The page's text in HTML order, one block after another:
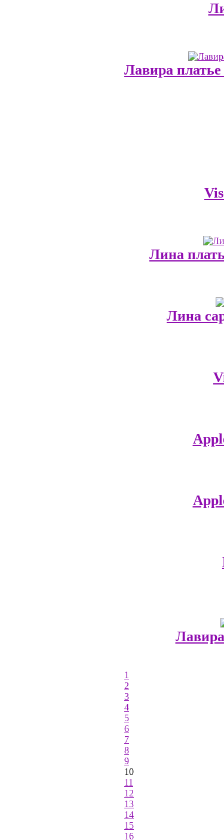
Лавира платье
Лина
Лина
1
2
3
4
5
6
7
8
9
10
11
12
13
14
15
16